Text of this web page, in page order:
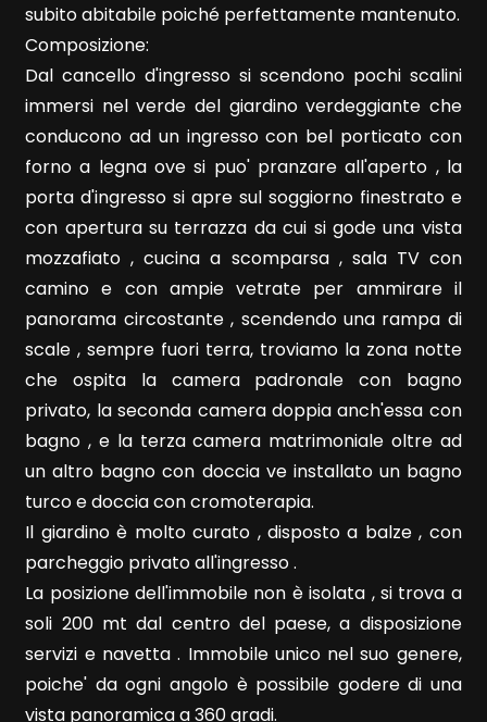
subito abitabile poiché perfettamente mantenuto.
Composizione:
Dal cancello d'ingresso si scendono pochi scalini
immersi nel verde del giardino verdeggiante che
conducono ad un ingresso con bel porticato con
forno a legna ove si puo' pranzare all'aperto , la
porta d'ingresso si apre sul soggiorno finestrato e
con apertura su terrazza da cui si gode una vista
mozzafiato , cucina a scomparsa , sala TV con
camino e con ampie vetrate per ammirare il
panorama circostante , scendendo una rampa di
scale , sempre fuori terra, troviamo la zona notte
che ospita la camera padronale con bagno
privato, la seconda camera doppia anch'essa con
bagno , e la terza camera matrimoniale oltre ad
un altro bagno con doccia ve installato un bagno
turco e doccia con cromoterapia.
Il giardino è molto curato , disposto a balze , con
parcheggio privato all'ingresso .
La posizione dell'immobile non è isolata , si trova a
soli 200 mt dal centro del paese, a disposizione
servizi e navetta . Immobile unico nel suo genere,
poiche' da ogni angolo è possibile godere di una
vista panoramica a 360 gradi.
Locali
minimi
Qualsiasi
2
3
4
5
5+
Bagni
minimi